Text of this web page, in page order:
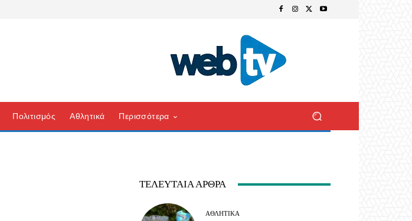
Πολιτισμός Αθλητικά Περισσότερα
ΤΕΛΕΥΤΑΊΑ ΆΡΘΡΑ
ΑΘΛΗΤΙΚΆ